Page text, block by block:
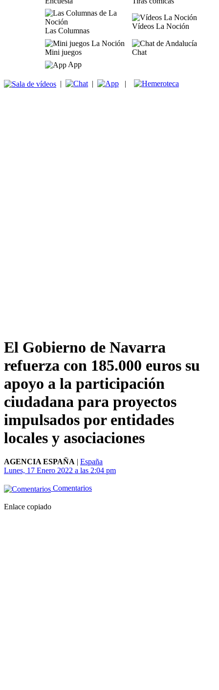
Las Columnas
Vídeos La Noción
Mini juegos
Chat
App
| | |
El Gobierno de Navarra
refuerza con 185.000 euros su
apoyo a la participación
ciudadana para proyectos
impulsados por entidades
locales y asociaciones
AGENCIA ESPAÑA | España
Lunes, 17 Enero 2022 a las 2:04 pm
Comentarios
Enlace copiado